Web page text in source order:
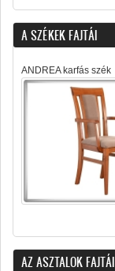
A SZÉKEK FAJTÁI
ANDREA karfás szék
AZ ASZTALOK FAJTÁI